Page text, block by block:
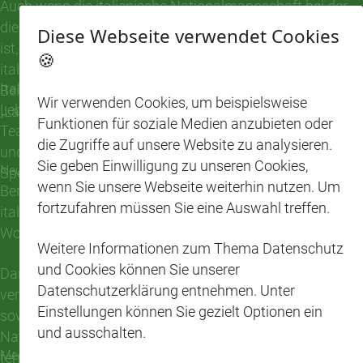
Auch wenn die italienische Nationalmannschaft bei der
diesjährigen Fußball-Weltmeisterschaft nicht vertreten
ist, müssen Fans italienischer Spezialitäten nicht auf
italienisches Flair verzichten. Im CAP-Markt Waiblingen-
Beinstein zieht mit einem erweiterten Sortiment ein Stück
„La Dolce Vita“ in die Regale ein.
Italien steht für Genuss, Tradition und hochwertige
Lebensmittel. Genau dieses Lebensgefühl bringt das
Team des CAP-Markts Beinstein jetzt direkt in die Regale
und erweitert das Angebot um zahlreiche beliebte
Spezialitäten aus dem Süden Europas.
Neue italienische Spezialitäten im Sortiment
Bereits jetzt finden Kundinnen und Kunden eine Auswahl
italienischer Klassiker im Markt. Ab der kommenden
Woche wird das Sortiment nochmals erweitert.
Dann ergänzen unter anderem frische Salsiccia,
verschiedene italienische Wurst- und Käsespezialitäten
sowie weitere landestypische Produkte das Angebot.
Natürlich darf dabei auch ein echter Klassiker nicht
fehlen: italienisches Brot, das perfekt zu Antipasti, Käse
Mediterraner Genuss für Zuhause
Diese Webseite verwendet Cookies
🍪
Wir verwenden Cookies, um beispielsweise
Funktionen für soziale Medien anzubieten oder
die Zugriffe auf unsere Website zu analysieren.
Sie geben Einwilligung zu unseren Cookies,
wenn Sie unsere Webseite weiterhin nutzen. Um
fortzufahren müssen Sie eine Auswahl treffen.
Weitere Informationen zum Thema Datenschutz
und Cookies können Sie unserer
Datenschutzerklärung entnehmen. Unter
Einstellungen können Sie gezielt Optionen ein
und ausschalten.